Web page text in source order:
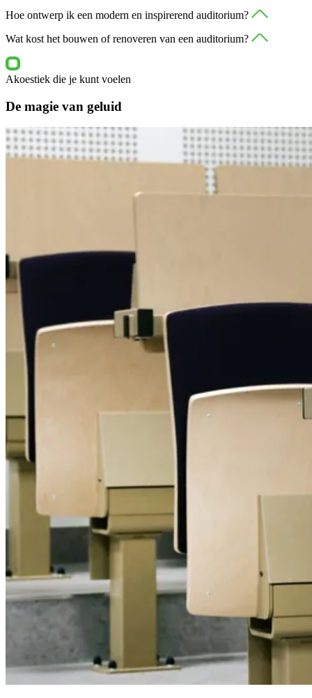
Afhankelijk van de kubieke meters varieert dit grofweg tussen de
euro per vierkante meter wandoppervlak.
Hoe ontwerp ik een modern en inspirerend auditorium?
Door veel aandacht te schenken aan voldoende daglicht (of
elementen van biophilic design om de steriele ruimte echt tot leven
te brengen.
Wat kost het bouwen of renoveren van een auditorium?
Gemiddeld moet je denken aan 500 tot 1500 euro per zitplaats, sterk
afhankelijk van je specifieke wensen voor luxe afwerking en
geïntegreerde techniek.
Akoestiek die je kunt voelen
De magie van geluid